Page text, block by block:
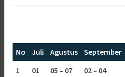
No Juli Agustus September
1
01
05 – 07 02 – 04